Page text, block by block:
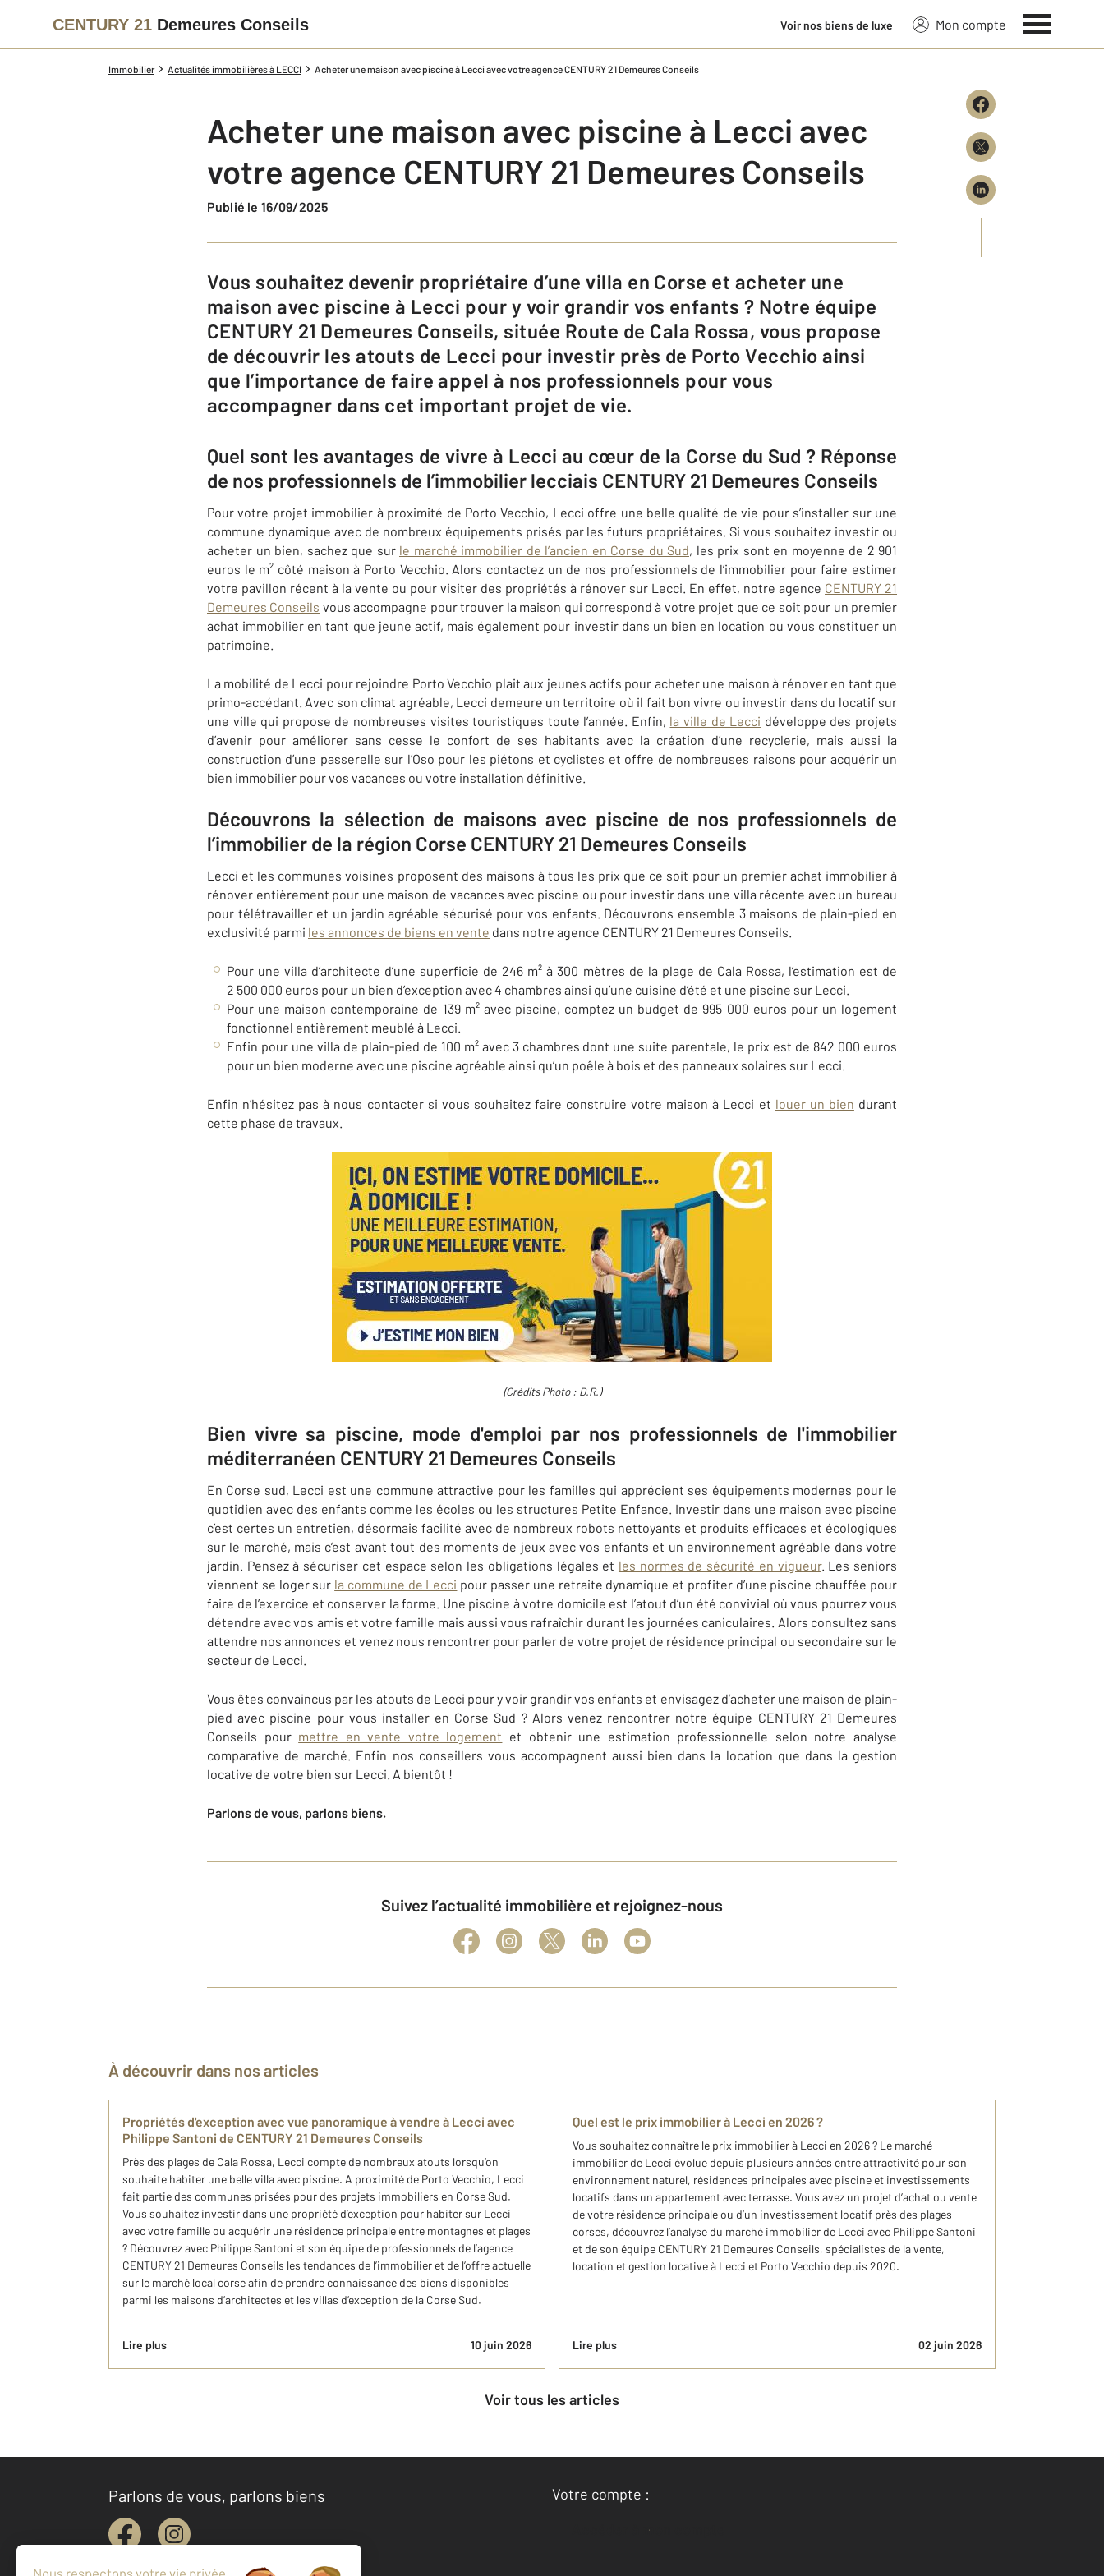
CENTURY 21 Demeures Conseils Voir nos biens de luxe Mon compte
Immobilier Actualités immobilières à LECCI Acheter une maison avec piscine à Lecci avec votre agence CENTURY 21 Demeures Conseils
Acheter une maison avec piscine à Lecci avec
votre agence CENTURY 21 Demeures Conseils
Publié le 16/09/2025
Vous souhaitez devenir propriétaire d’une villa en Corse et acheter une
maison avec piscine à Lecci pour y voir grandir vos enfants ? Notre équipe
CENTURY 21 Demeures Conseils, située Route de Cala Rossa, vous propose
de découvrir les atouts de Lecci pour investir près de Porto Vecchio ainsi
que l’importance de faire appel à nos professionnels pour vous
accompagner dans cet important projet de vie.
Quel sont les avantages de vivre à Lecci au cœur de la Corse du Sud ? Réponse
de nos professionnels de l’immobilier lecciais CENTURY 21 Demeures Conseils
Pour votre projet immobilier à proximité de Porto Vecchio, Lecci offre une belle qualité de vie pour s’installer sur une
commune dynamique avec de nombreux équipements prisés par les futurs propriétaires. Si vous souhaitez investir ou
acheter un bien, sachez que sur le marché immobilier de l’ancien en Corse du Sud, les prix sont en moyenne de 2 901
euros le m² côté maison à Porto Vecchio. Alors contactez un de nos professionnels de l’immobilier pour faire estimer
votre pavillon récent à la vente ou pour visiter des propriétés à rénover sur Lecci. En effet, notre agence CENTURY 21
Demeures Conseils vous accompagne pour trouver la maison qui correspond à votre projet que ce soit pour un premier
achat immobilier en tant que jeune actif, mais également pour investir dans un bien en location ou vous constituer un
patrimoine.
La mobilité de Lecci pour rejoindre Porto Vecchio plait aux jeunes actifs pour acheter une maison à rénover en tant que
primo-accédant. Avec son climat agréable, Lecci demeure un territoire où il fait bon vivre ou investir dans du locatif sur
une ville qui propose de nombreuses visites touristiques toute l’année. Enfin, la ville de Lecci développe des projets
d’avenir pour améliorer sans cesse le confort de ses habitants avec la création d’une recyclerie, mais aussi la
construction d’une passerelle sur l’Oso pour les piétons et cyclistes et offre de nombreuses raisons pour acquérir un
bien immobilier pour vos vacances ou votre installation définitive.
Découvrons la sélection de maisons avec piscine de nos professionnels de
l’immobilier de la région Corse CENTURY 21 Demeures Conseils
Lecci et les communes voisines proposent des maisons à tous les prix que ce soit pour un premier achat immobilier à
rénover entièrement pour une maison de vacances avec piscine ou pour investir dans une villa récente avec un bureau
pour télétravailler et un jardin agréable sécurisé pour vos enfants. Découvrons ensemble 3 maisons de plain-pied en
exclusivité parmi les annonces de biens en vente dans notre agence CENTURY 21 Demeures Conseils.
Pour une villa d’architecte d’une superficie de 246 m² à 300 mètres de la plage de Cala Rossa, l’estimation est de
2 500 000 euros pour un bien d’exception avec 4 chambres ainsi qu’une cuisine d’été et une piscine sur Lecci.
Pour une maison contemporaine de 139 m² avec piscine, comptez un budget de 995 000 euros pour un logement
fonctionnel entièrement meublé à Lecci.
Enfin pour une villa de plain-pied de 100 m² avec 3 chambres dont une suite parentale, le prix est de 842 000 euros
pour un bien moderne avec une piscine agréable ainsi qu’un poêle à bois et des panneaux solaires sur Lecci.
Enfin n’hésitez pas à nous contacter si vous souhaitez faire construire votre maison à Lecci et louer un bien durant
cette phase de travaux.
(Crédits Photo : D.R.)
Bien vivre sa piscine, mode d'emploi par nos professionnels de l'immobilier
méditerranéen CENTURY 21 Demeures Conseils
En Corse sud, Lecci est une commune attractive pour les familles qui apprécient ses équipements modernes pour le
quotidien avec des enfants comme les écoles ou les structures Petite Enfance. Investir dans une maison avec piscine
c’est certes un entretien, désormais facilité avec de nombreux robots nettoyants et produits efficaces et écologiques
sur le marché, mais c’est avant tout des moments de jeux avec vos enfants et un environnement agréable dans votre
jardin. Pensez à sécuriser cet espace selon les obligations légales et les normes de sécurité en vigueur. Les seniors
viennent se loger sur la commune de Lecci pour passer une retraite dynamique et profiter d’une piscine chauffée pour
faire de l’exercice et conserver la forme. Une piscine à votre domicile est l’atout d’un été convivial où vous pourrez vous
détendre avec vos amis et votre famille mais aussi vous rafraîchir durant les journées caniculaires. Alors consultez sans
attendre nos annonces et venez nous rencontrer pour parler de votre projet de résidence principal ou secondaire sur le
secteur de Lecci.
Vous êtes convaincus par les atouts de Lecci pour y voir grandir vos enfants et envisagez d’acheter une maison de plain-
pied avec piscine pour vous installer en Corse Sud ? Alors venez rencontrer notre équipe CENTURY 21 Demeures
Conseils pour mettre en vente votre logement et obtenir une estimation professionnelle selon notre analyse
comparative de marché. Enfin nos conseillers vous accompagnent aussi bien dans la location que dans la gestion
locative de votre bien sur Lecci. A bientôt !
Parlons de vous, parlons biens.
Suivez l’actualité immobilière et rejoignez-nous
À découvrir dans nos articles
​Propriétés d'exception avec vue panoramique à vendre à Lecci avec
Philippe Santoni de CENTURY 21 Demeures Conseils
Près des plages de Cala Rossa, Lecci compte de nombreux atouts lorsqu’on
souhaite habiter une belle villa avec piscine. A proximité de Porto Vecchio, Lecci
fait partie des communes prisées pour des projets immobiliers en Corse Sud.
Vous souhaitez investir dans une propriété d’exception pour habiter sur Lecci
avec votre famille ou acquérir une résidence principale entre montagnes et plages
? Découvrez avec Philippe Santoni et son équipe de professionnels de l’agence
CENTURY 21 Demeures Conseils les tendances de l’immobilier et de l’offre actuelle
sur le marché local corse afin de prendre connaissance des biens disponibles
parmi les maisons d’architectes et les villas d’exception de la Corse Sud.
Lire plus 10 juin 2026
Quel est le prix immobilier à Lecci en 2026 ?​
Vous souhaitez connaître le prix immobilier à Lecci en 2026 ? Le marché
immobilier de Lecci évolue depuis plusieurs années entre attractivité pour son
environnement naturel, résidences principales avec piscine et investissements
locatifs dans un appartement avec terrasse. Vous avez un projet d’achat ou vente
de votre résidence principale ou d’un investissement locatif près des plages
corses, découvrez l’analyse du marché immobilier de Lecci avec Philippe Santoni
et de son équipe CENTURY 21 Demeures Conseils, spécialistes de la vente,
location et gestion locative à Lecci et Porto Vecchio depuis 2020.
Lire plus 02 juin 2026
Voir tous les articles
Parlons de vous, parlons biens
Votre compte :
Accéder à mon compte